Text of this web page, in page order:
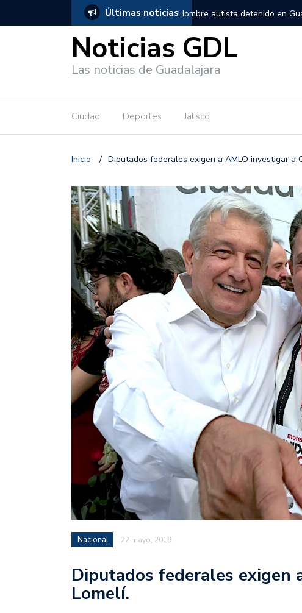
Últimas noticias
salió de los separos sin lesiones graves Títeres gigantes recorrerán
Noticias GDL
Las noticias de Guadalajara
Ciudad Deportes Jalisco
Inicio / Diputados federales exigen a AMLO investigar a
Nacional 22 mayo, 2019
Diputados federales exigen
Lomelí.